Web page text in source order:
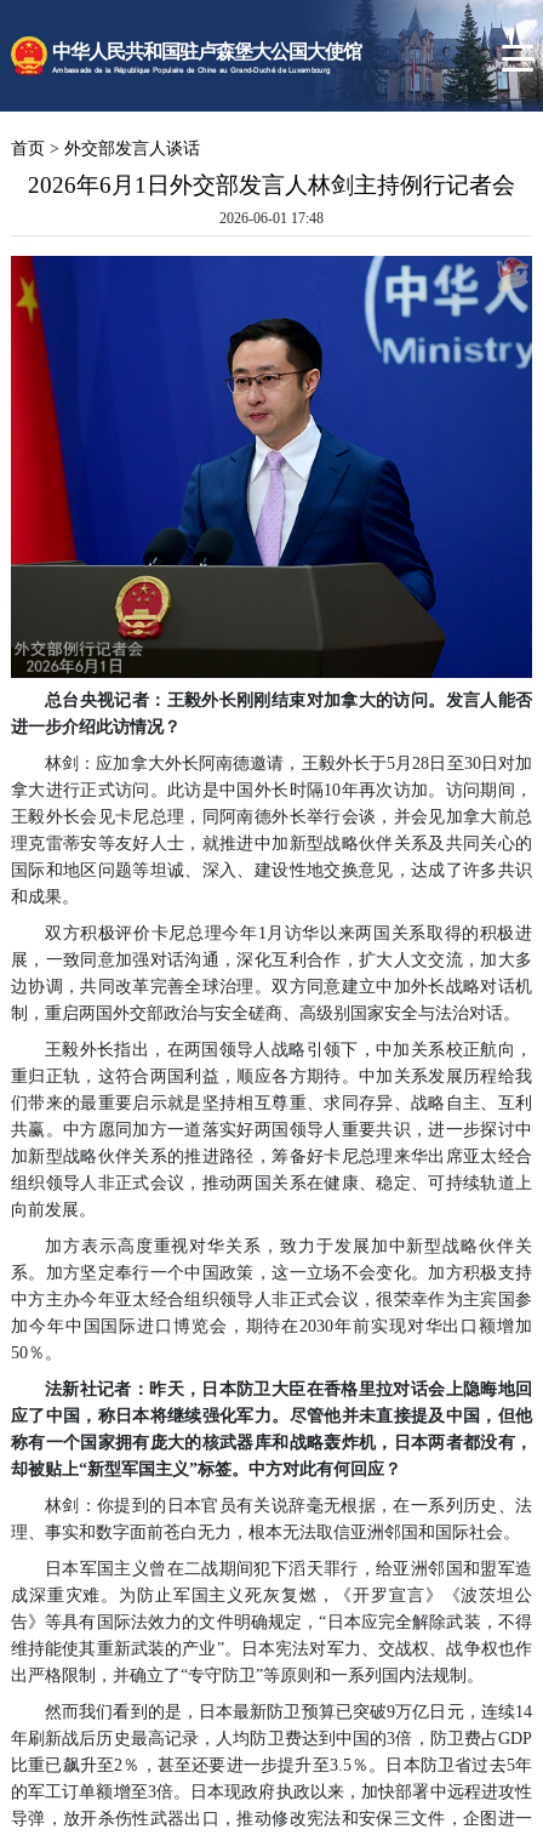
中华人民共和国驻卢森堡大公国大使馆
Ambassade de la République Populaire de Chine au Grand-Duché de Luxembourg
使馆速递
卢森堡概况
首页 > 外交部发言人谈话
2026年6月1日外交部发言人林剑主持例行记者会
2026-06-01 17:48
总台央视记者：王毅外长刚刚结束对加拿大的访问。发言人能否
进一步介绍此访情况？
林剑：应加拿大外长阿南德邀请，王毅外长于5月28日至30日对加
拿大进行正式访问。此访是中国外长时隔10年再次访加。访问期间，
王毅外长会见卡尼总理，同阿南德外长举行会谈，并会见加拿大前总
理克雷蒂安等友好人士，就推进中加新型战略伙伴关系及共同关心的
国际和地区问题等坦诚、深入、建设性地交换意见，达成了许多共识
和成果。
双方积极评价卡尼总理今年1月访华以来两国关系取得的积极进
展，一致同意加强对话沟通，深化互利合作，扩大人文交流，加大多
边协调，共同改革完善全球治理。双方同意建立中加外长战略对话机
制，重启两国外交部政治与安全磋商、高级别国家安全与法治对话。
王毅外长指出，在两国领导人战略引领下，中加关系校正航向，
重归正轨，这符合两国利益，顺应各方期待。中加关系发展历程给我
们带来的最重要启示就是坚持相互尊重、求同存异、战略自主、互利
共赢。中方愿同加方一道落实好两国领导人重要共识，进一步探讨中
加新型战略伙伴关系的推进路径，筹备好卡尼总理来华出席亚太经合
组织领导人非正式会议，推动两国关系在健康、稳定、可持续轨道上
向前发展。
加方表示高度重视对华关系，致力于发展加中新型战略伙伴关
系。加方坚定奉行一个中国政策，这一立场不会变化。加方积极支持
中方主办今年亚太经合组织领导人非正式会议，很荣幸作为主宾国参
加今年中国国际进口博览会，期待在2030年前实现对华出口额增加
50％。
法新社记者：昨天，日本防卫大臣在香格里拉对话会上隐晦地回
应了中国，称日本将继续强化军力。尽管他并未直接提及中国，但他
称有一个国家拥有庞大的核武器库和战略轰炸机，日本两者都没有，
却被贴上“新型军国主义”标签。中方对此有何回应？
林剑：你提到的日本官员有关说辞毫无根据，在一系列历史、法
理、事实和数字面前苍白无力，根本无法取信亚洲邻国和国际社会。
日本军国主义曾在二战期间犯下滔天罪行，给亚洲邻国和盟军造
成深重灾难。为防止军国主义死灰复燃，《开罗宣言》《波茨坦公
告》等具有国际法效力的文件明确规定，“日本应完全解除武装，不得
维持能使其重新武装的产业”。日本宪法对军力、交战权、战争权也作
出严格限制，并确立了“专守防卫”等原则和一系列国内法规制。
然而我们看到的是，日本最新防卫预算已突破9万亿日元，连续14
年刷新战后历史最高记录，人均防卫费达到中国的3倍，防卫费占GDP
比重已飙升至2％，甚至还要进一步提升至3.5％。日本防卫省过去5年
的军工订单额增至3倍。日本现政府执政以来，加快部署中远程进攻性
导弹，放开杀伤性武器出口，推动修改宪法和安保三文件，企图进一